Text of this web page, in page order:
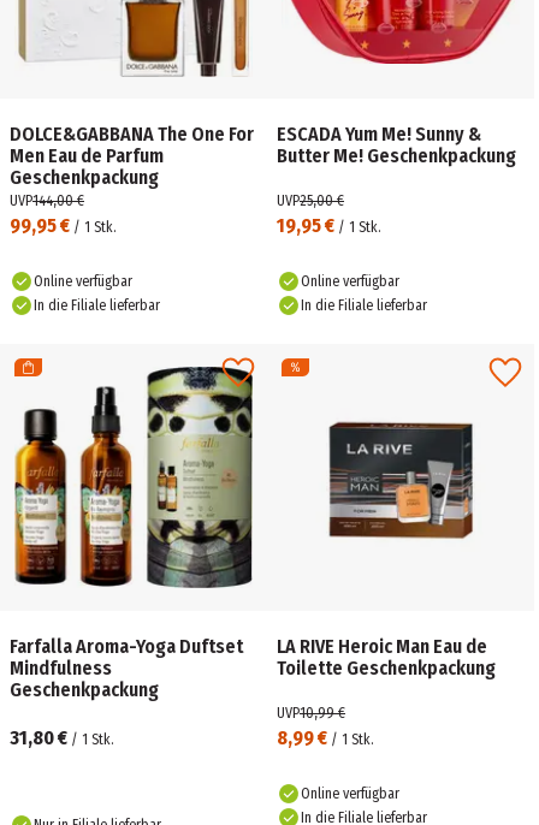
DOLCE&GABBANA The One For
Men Eau de Parfum
Geschenkpackung
99,95 € / 1 Stk.
UVP144,00 €
Online verfügbar
In die Filiale lieferbar
ESCADA Yum Me! Sunny &
Butter Me! Geschenkpackung
19,95 € / 1 Stk.
UVP25,00 €
Online verfügbar
In die Filiale lieferbar
Farfalla Aroma-Yoga Duftset
Mindfulness
Geschenkpackung
31,80 € / 1 Stk.
LA RIVE Heroic Man Eau de
Toilette Geschenkpackung
8,99 € / 1 Stk.
UVP10,99 €
Online verfügbar
In die Filiale lieferbar